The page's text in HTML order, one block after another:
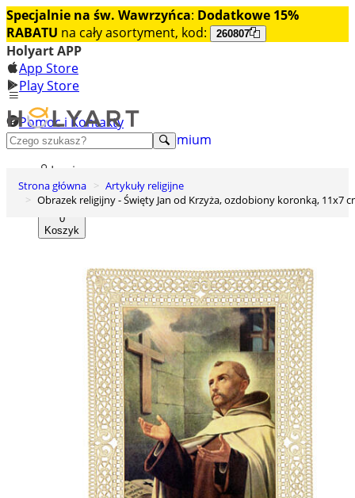
Specjalnie na św. Wawrzyńca: Dodatkowe 15%
RABATU na cały asortyment, kod: 260807
Holyart APP
App Store
Play Store
Pomoc i Kontakty
+48 222 922 860
Odkryj premium
Login
Lista życzeń
0
Koszyk
Strona główna
Artykuły religijne
Obrazek religijny - Święty Jan od Krzyża, ozdobiony koronką, 11x7